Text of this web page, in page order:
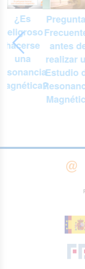
¿Es
peligroso
hacerse
una
antes
realizar
Estudio